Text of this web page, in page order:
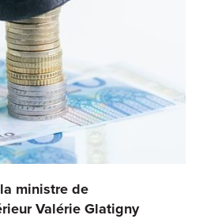
ministre de
Valérie Glatigny